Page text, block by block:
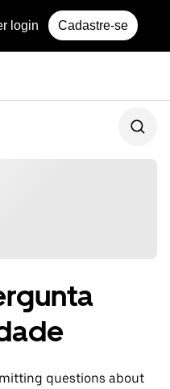
login Cadastre-se
questions about